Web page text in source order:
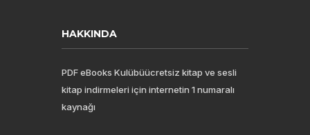
HAKKINDA
PDF eBooks Kulübüücretsiz kitap ve sesli
kitap indirmeleri için internetin 1 numaralı
kaynağı